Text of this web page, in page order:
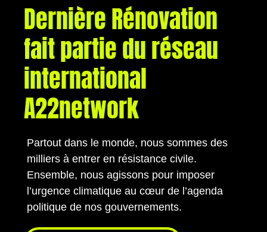
Dernière Rénovation
fait partie du réseau
international
A22network
Partout dans le monde, nous sommes des
milliers à entrer en résistance civile.
Ensemble, nous agissons pour imposer
l’urgence climatique au cœur de l’agenda
politique de nos gouvernements.